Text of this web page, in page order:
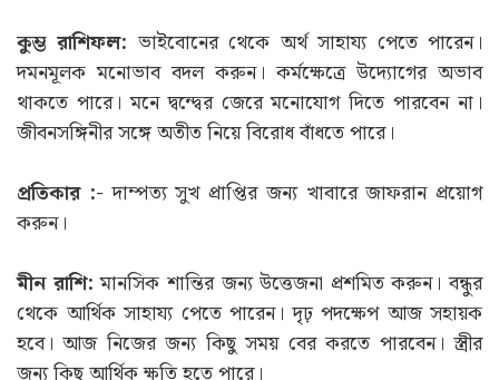
কুম্ভ রাশিফল: ভাইবোনের থেকে অর্থ সাহায্য পেতে পারেন।
দমনমূলক মনোভাব বদল করুন। কর্মক্ষেত্রে উদ্যোগের অভাব
থাকতে পারে। মনে দ্বন্দ্বের জেরে মনোযোগ দিতে পারবেন না।
জীবনসঙ্গিনীর সঙ্গে অতীত নিয়ে বিরোধ বাঁধতে পারে।
প্রতিকার :- দাম্পত্য সুখ প্রাপ্তির জন্য খাবারে জাফরান প্রয়োগ
করুন।
মীন রাশি: মানসিক শান্তির জন্য উত্তেজনা প্রশমিত করুন। বন্ধুর
থেকে আর্থিক সাহায্য পেতে পারেন। দৃঢ় পদক্ষেপ আজ সহায়ক
হবে। আজ নিজের জন্য কিছু সময় বের করতে পারবেন। স্ত্রীর
জন্য কিছু আর্থিক ক্ষতি হতে পারে।